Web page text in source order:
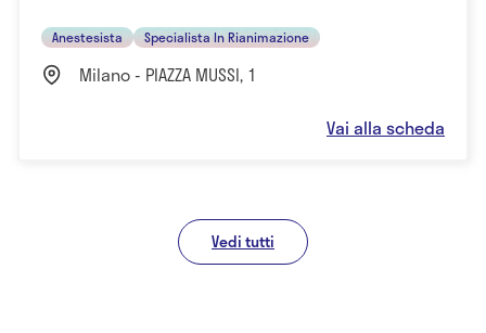
Anestesista Specialista In Rianimazione
Milano - PIAZZA MUSSI, 1
Vai alla scheda
Vedi tutti